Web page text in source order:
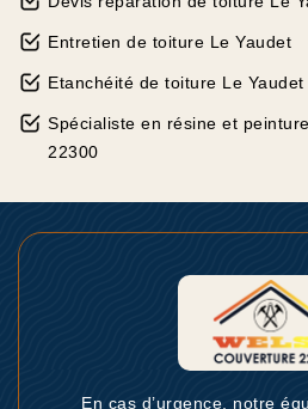
Entretien de toiture Le Yaudet
Etanchéité de toiture Le Yaudet
Spécialiste en résine et
22300
En cas d’urgence, notre